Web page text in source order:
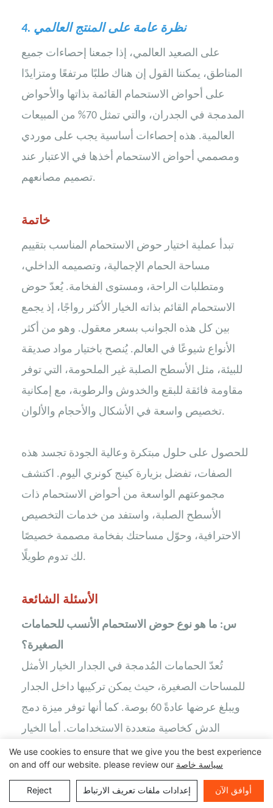
4. نظرة عامة على المنتج العالمي
على الصعيد العالمي، إذا جمعنا إحصاءات جميع
المناطق، يمكننا القول إن هناك طلبًا مرتفعًا ومتزايدًا
على أحواض الاستحمام القائمة بذاتها والأحواض
المدمجة في الجدران، والتي تمثل 70% من المبيعات
العالمية. هذه إحصاءات أساسية يجب على موردي
ومصممي أحواض الاستحمام أخذها في الاعتبار عند
تصميم مصانعهم.
خاتمة
تبدأ عملية اختيار حوض الاستحمام المناسب بتقييم
مساحة الحمام الإجمالية، وتصميمه الداخلي،
ومتطلبات الراحة، ومستوى الفخامة. يُعدّ حوض
الاستحمام القائم بذاته الخيار الأكثر رواجًا، إذ يجمع
بين كل هذه الجوانب بسعر معقول. وهو من أكثر
الأنواع شيوعًا في العالم. يُنصح باختيار مواد صديقة
للبيئة، مثل الأسطح الصلبة غير الملحومة، التي توفر
مقاومة فائقة للبقع والخدوش والرطوبة، مع إمكانية
تخصيص واسعة في الأشكال والأحجام والألوان.
للحصول على حلول مبتكرة وعالية الجودة تجسد هذه
الصفات، تفضل بزيارة كينج كونري اليوم. اكتشف
مجموعتهم الواسعة من أحواض الاستحمام ذات
الأسطح الصلبة، واستفد من خدمات التخصيص
الاحترافية، وحوّل مساحتك بفخامة مصممة خصيصًا
لك تدوم طويلًا.
الأسئلة الشائعة
س: ما هو نوع حوض الاستحمام الأنسب للحمامات
الصغيرة؟
تُعدّ الحمامات المُدمجة في الجدار الخيار الأمثل
للمساحات الصغيرة، حيث يمكن تركيبها داخل الجدار
ويبلغ عرضها عادةً 60 بوصة. كما أنها توفر ميزة دمج
الدش كخاصية متعددة الاستخدامات. أما الخيار
المناسب التالي فهو الحمامات المُثبّتة من الأعلى أو
من الأسفل، والتي تُدمج في الهياكل لخلق وهم
بصري بالاتساع.
We use cookies to ensure that we give you the best experience
on and off our website. please review our سياسة خاصة
Reject إعدادات ملفات تعريف الارتباط أوافق الآن